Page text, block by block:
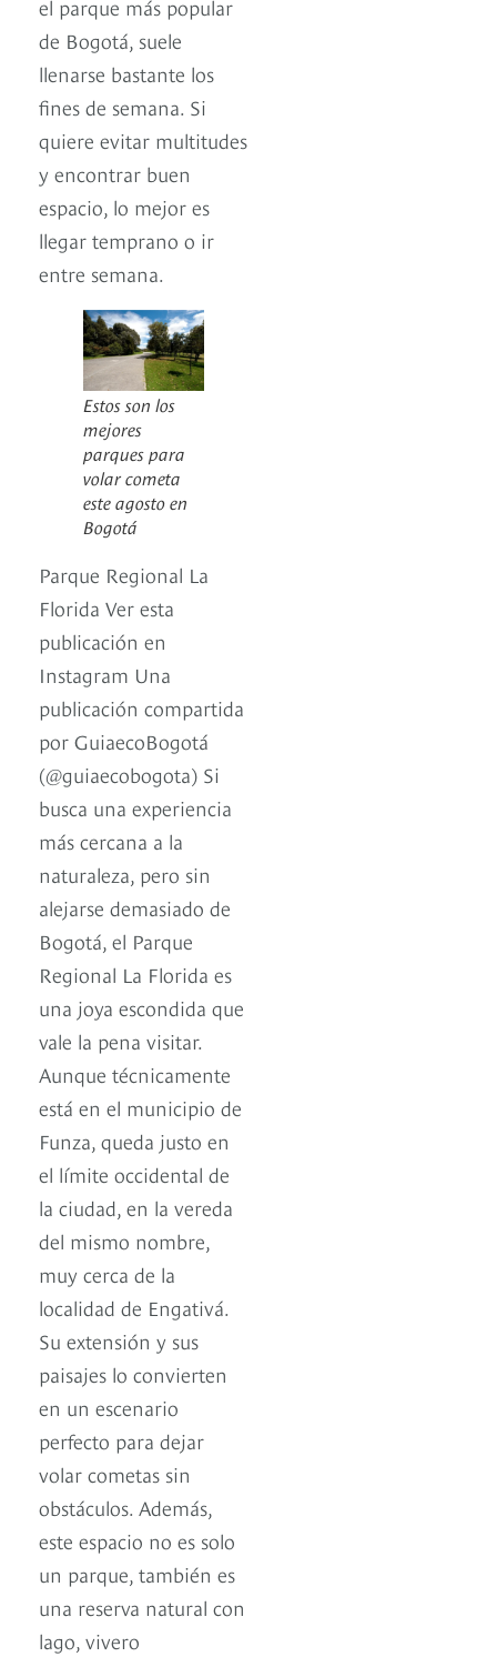
el parque más popular
de Bogotá, suele
llenarse bastante los
fines de semana. Si
quiere evitar multitudes
y encontrar buen
espacio, lo mejor es
llegar temprano o ir
entre semana.
Estos son los
mejores
parques para
volar cometa
este agosto en
Bogotá
Parque Regional La
Florida Ver esta
publicación en
Instagram Una
publicación compartida
por GuiaecoBogotá
(@guiaecobogota) Si
busca una experiencia
más cercana a la
naturaleza, pero sin
alejarse demasiado de
Bogotá, el Parque
Regional La Florida es
una joya escondida que
vale la pena visitar.
Aunque técnicamente
está en el municipio de
Funza, queda justo en
el límite occidental de
la ciudad, en la vereda
del mismo nombre,
muy cerca de la
localidad de Engativá.
Su extensión y sus
paisajes lo convierten
en un escenario
perfecto para dejar
volar cometas sin
obstáculos. Además,
este espacio no es solo
un parque, también es
una reserva natural con
lago, vivero